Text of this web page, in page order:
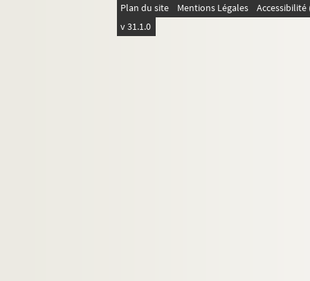
Plan du site Mentions Légales
v 31.1.0